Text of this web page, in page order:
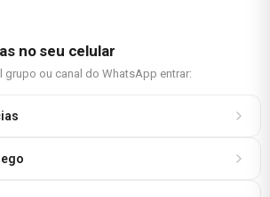
no seu celular
grupo ou canal do WhatsApp entrar: